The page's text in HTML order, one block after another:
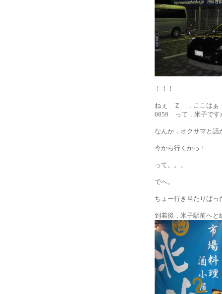
！！！
ねぇ Ｚ ，ここはぁ
0859 って，米子です
なんか，オクサマと話
今から行くかっ！
って。。。
でへ。
ちょー行き当たりばっ
到着後，米子駅前へと